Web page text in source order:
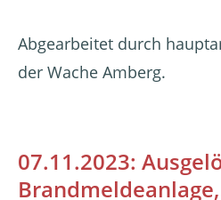
Abgearbeitet durch
der Wache Amberg.
07.11.2023: